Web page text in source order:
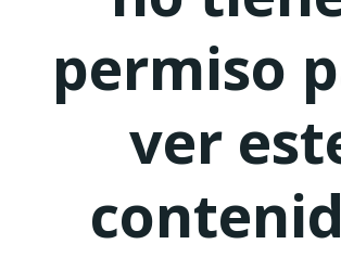
permiso
ver